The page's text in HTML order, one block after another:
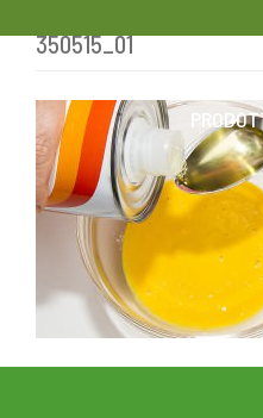
Skip
content
350515_01